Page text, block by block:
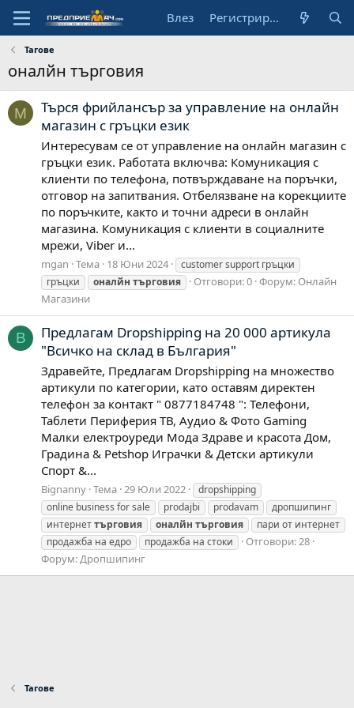
Влез Регистрирай се
Тагове
оналйн търговия
M
Търся фрийлансър за управление на онлайн
магазин с гръцки език
Интересувам се от управление на онлайн магазин с
гръцки език. Работата включва: Комуникация с
клиенти по телефона, потвърждаване на поръчки,
отговор на запитвания. Отбелязване на корекциите
по поръчките, както и точни адреси в онлайн
магазина. Комуникация с клиенти в социалните
мрежи, Viber и...
mgan Тема 18 Юни 2024
customer support гръцки
гръцки
оналйн търговия Отговори: 0 Форум: Онлайн
Магазини
B
Предлагам Dropshipping на 20 000 артикула
"Всичко на склад в България"
Здравейте, Предлагам Dropshipping на множество
артикули по категории, като оставям директен
телефон за контакт " 0877184748 ": Телефони,
Таблети Периферия ТВ, Аудио & Фото Gaming
Малки електроуреди Мода Здраве и красота Дом,
Градина & Petshop Играчки & Детски артикули
Спорт &...
Bignanny Тема 29 Юли 2022
dropshipping
online business for sale
prodajbi prodavam
дропшипинг
интернеттърговия оналйн търговия
пари от интернет
продажба на едро
продажба на стоки
Отговори: 28
Форум:Дропшипинг
Тагове